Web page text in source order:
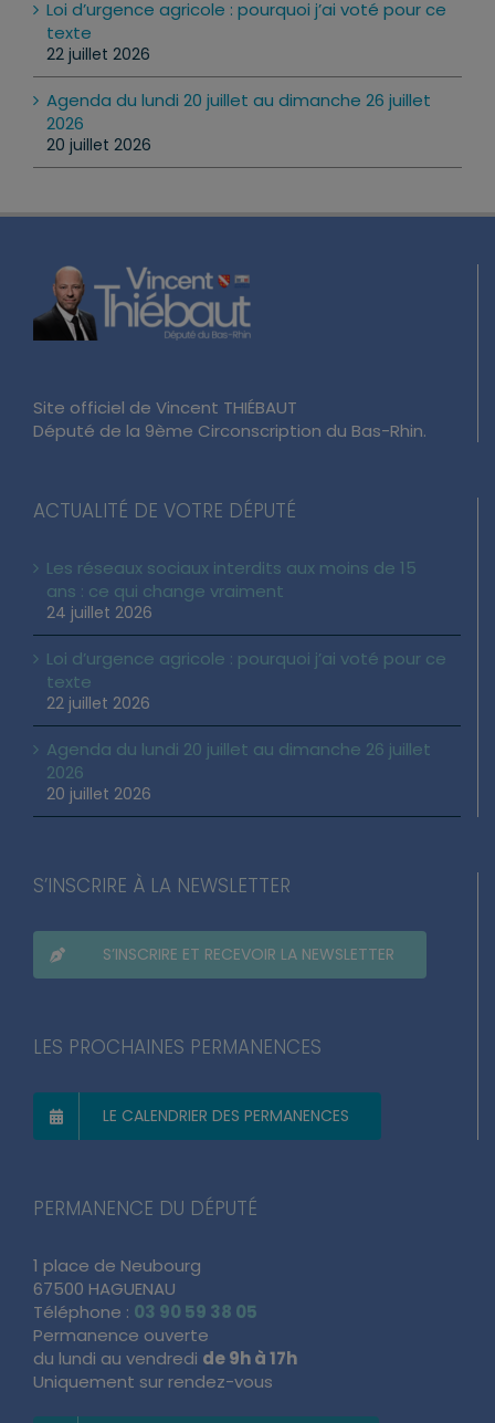
Loi d’urgence agricole : pourquoi j’ai voté pour ce
texte
22 juillet 2026
Agenda du lundi 20 juillet au dimanche 26 juillet
2026
20 juillet 2026
Site officiel de Vincent THIÉBAUT
Député de la 9ème Circonscription du Bas-Rhin.
ACTUALITÉ DE VOTRE DÉPUTÉ
Les réseaux sociaux interdits aux moins de 15
ans : ce qui change vraiment
24 juillet 2026
Loi d’urgence agricole : pourquoi j’ai voté pour ce
texte
22 juillet 2026
Agenda du lundi 20 juillet au dimanche 26 juillet
2026
20 juillet 2026
S’INSCRIRE À LA NEWSLETTER
S’INSCRIRE ET RECEVOIR LA NEWSLETTER
LES PROCHAINES PERMANENCES
LE CALENDRIER DES PERMANENCES
PERMANENCE DU DÉPUTÉ
1 place de Neubourg
67500 HAGUENAU
Téléphone : 03 90 59 38 05
Permanence ouverte
du lundi au vendredi de 9h à 17h
Uniquement sur rendez-vous